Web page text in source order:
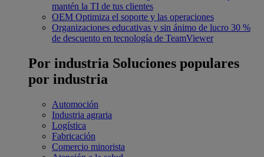
mantén la TI de tus clientes
OEM Optimiza el soporte y las operaciones
Organizaciones educativas y sin ánimo de lucro 30 %
de descuento en tecnología de TeamViewer
Por industria Soluciones populares
por industria
Automoción
Industria agraria
Logística
Fabricación
Comercio minorista